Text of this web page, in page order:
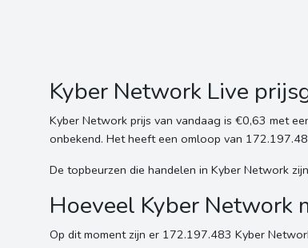
Kyber Network Live
Kyber Network prijs van vandaag is €0,63 met
onbekend. Het heeft een omloop van
De topbeurzen die handelen in Kyber Network
Hoeveel Kyber Network
Op dit moment zijn er 172.197.483 Kyber